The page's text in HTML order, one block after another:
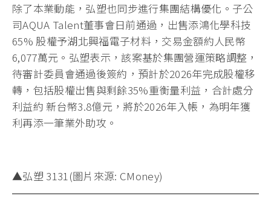
除了本業動能，弘塑也同步進行集團結構優化。子公
司AQUA Talent董事會日前通過，出售添鴻化學科技
65% 股權予湖北興福電子材料，交易金額約人民幣
6,077萬元。弘塑表示，該案基於集團營運策略調整，
待審計委員會通過後簽約，預計於2026年完成股權移
轉，包括股權出售與剩餘35%重衡量利益，合計處分
利益約 新台幣3.8億元，將於2026年入帳，為明年獲
利再添一筆業外助攻。
▲弘塑 3131(圖片來源: CMoney)